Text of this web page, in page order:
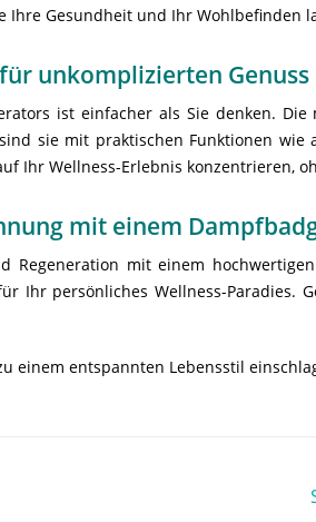
Gesundheit und Ihr Wohlbefinden
unkomplizierten Genuss
ist einfacher als Sie denken.
sie mit praktischen Funktionen
Ihr Wellness-Erlebnis konzentrieren,
mit einem
mit einem
Ihr persönliches Wellness-Paradies.
einem entspannten Lebensstil